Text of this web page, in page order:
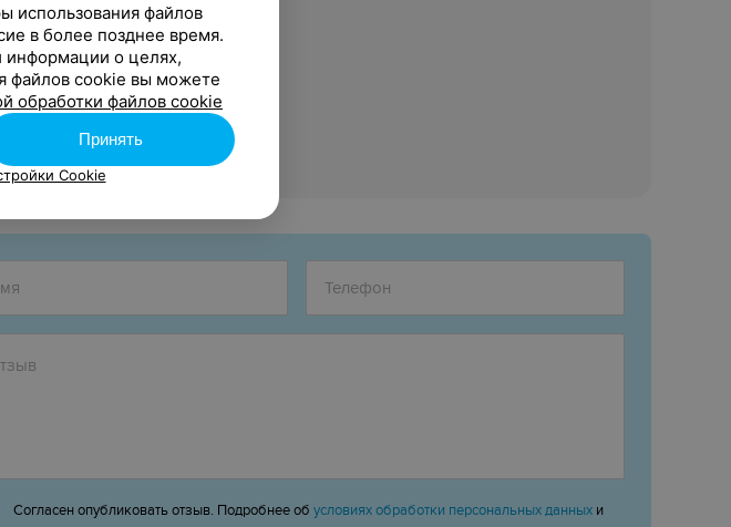
Согласен опубликовать отзыв. Подробнее об условиях обработки персональных данных и
использования файлов
в более позднее время.
информации о целях,
файлов cookie вы можете
обработки файлов cookie
Принять
Cookie